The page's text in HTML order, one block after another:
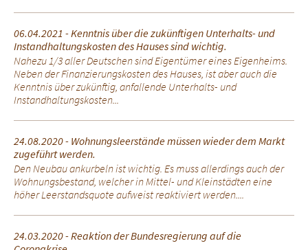
06.04.2021 - Kenntnis über die zukünftigen Unterhalts- und
Instandhaltungskosten des Hauses sind wichtig.
Nahezu 1/3 aller Deutschen sind Eigentümer eines Eigenheims.
Neben der Finanzierungskosten des Hauses, ist aber auch die
Kenntnis über zukünftig, anfallende Unterhalts- und
Instandhaltungskosten...
24.08.2020 - Wohnungsleerstände müssen wieder dem Markt
zugeführt werden.
Den Neubau ankurbeln ist wichtig. Es muss allerdings auch der
Wohnungsbestand, welcher in Mittel- und Kleinstädten eine
höher Leerstandsquote aufweist reaktiviert werden....
24.03.2020 - Reaktion der Bundesregierung auf die